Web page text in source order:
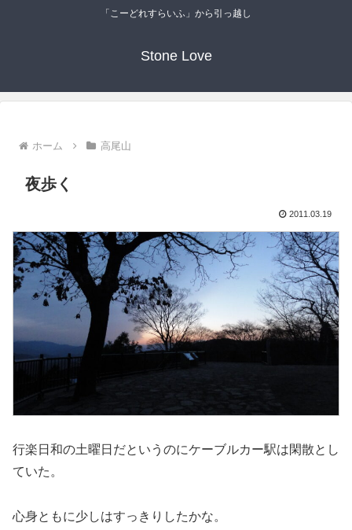
「こーどれすらいふ」から引っ越し
Stone Love
ホーム 高尾山
夜歩く
2011.03.19
行楽日和の土曜日だというのにケーブルカー駅は閑散とし
ていた。
心身ともに少しはすっきりしたかな。